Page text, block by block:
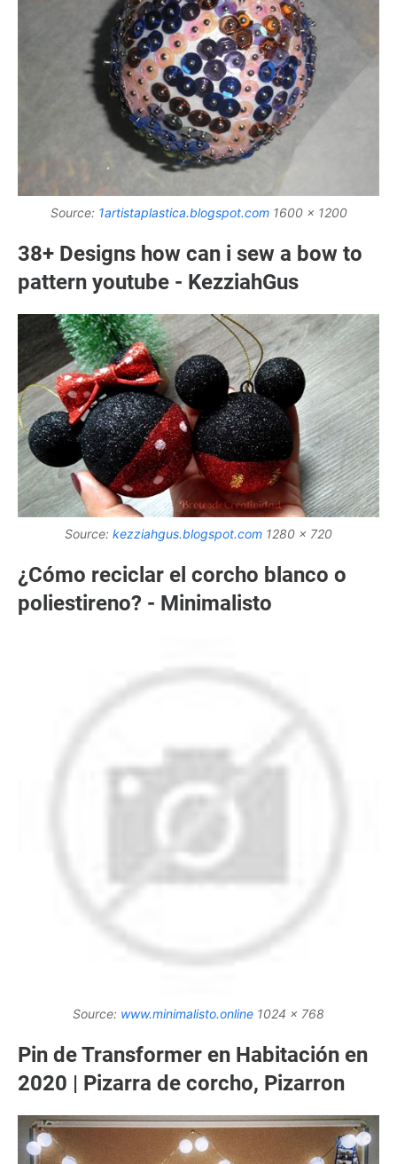
Source: 1artistaplastica.blogspot.com1600 x 1200
38+ Designs how can i sew a bow to
pattern youtube - KezziahGus
Source: kezziahgus.blogspot.com 1280 x 720
¿Cómo reciclar el corcho blanco o
poliestireno? - Minimalisto
Source: www.minimalisto.online 1024 x 768
Pin de Transformer en Habitación en
2020 | Pizarra de corcho, Pizarron